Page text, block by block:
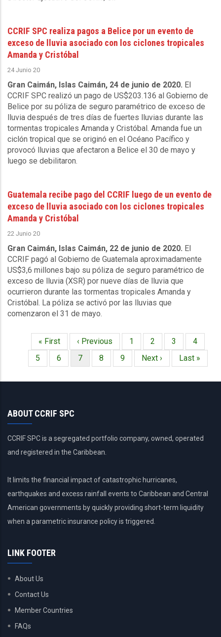
CCRIF SPC realiza pagos a Belice por un evento de
exceso de lluvia asociado con los ciclones tropicales
Amanda y Cristóbal
24 Junio 20
Gran Caimán, Islas Caimán, 24 de junio de 2020. El
CCRIF SPC realizó un pago de US$203.136 al Gobierno de
Belice por su póliza de seguro paramétrico de exceso de
lluvia después de tres días de fuertes lluvias durante las
tormentas tropicales Amanda y Cristóbal. Amanda fue un
ciclón tropical que se originó en el Océano Pacífico y
provocó lluvias que afectaron a Belice el 30 de mayo y
luego se debilitaron.
Guatemala recibe pago del CCRIF luego de un evento de
exceso de lluvia asociado con los ciclones tropicales
Amanda y Cristóbal
22 Junio 20
Gran Caimán, Islas Caimán, 22 de junio de 2020. El
CCRIF pagó al Gobierno de Guatemala aproximadamente
US$3,6 millones bajo su póliza de seguro paramétrico de
exceso de lluvia (XSR) por nueve días de lluvia que
ocurrieron durante las tormentas tropicales Amanda y
Cristóbal. La póliza se activó por las lluvias que
comenzaron el 31 de mayo.
Paginación
Primera
página
« First
Página
anterior
‹ Previous Página
1 Página
2 Página
3 Página
4
Página
5 Página
6
Página
actual
7 Página
8 Página
9
Siguiente
página
Next ›
Última
página
Last »
ABOUT CCRIF SPC
CCRIF SPC is a segregated portfolio company, owned, operated
and registered in the Caribbean.
It limits the financial impact of catastrophic hurricanes,
earthquakes and excess rainfall events to Caribbean and Central
American governments by quickly providing short-term liquidity
when a parametric insurance policy is triggered.
LINK FOOTER
About Us
Contact Us
Member Countries
FAQs